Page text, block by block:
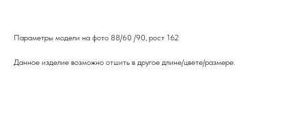
Параметры модели на фото 88/60 /90, рост 162
Данное изделие возможно отшить в другое длине/цвете/размере.